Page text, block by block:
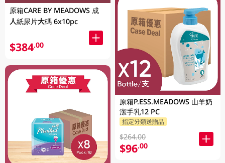
原箱CARE BY MEADOWS 成
人紙尿片大碼 6x10pc
$384.00
原箱P.ESS.MEADOWS 山羊奶
潔手乳12 PC
指定分類送贈品
$264.00
$96.00